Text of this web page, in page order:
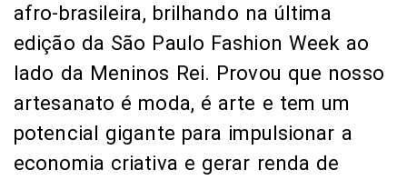
afro-brasileira, brilhando na última
edição da São Paulo Fashion Week ao
lado da Meninos Rei. Provou que nosso
artesanato é moda, é arte e tem um
potencial gigante para impulsionar a
economia criativa e gerar renda de